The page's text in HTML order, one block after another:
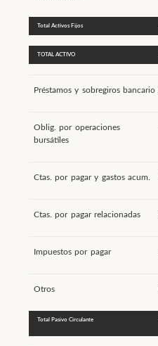
Total Activos Fijos
TOTAL ACTIVO
Préstamos y sobregiros bancario
Oblig. por operaciones
bursátiles
Ctas. por pagar y gastos acum.
Ctas. por pagar relacionadas
Impuestos por pagar
Otros
Total Pasivo Circulante